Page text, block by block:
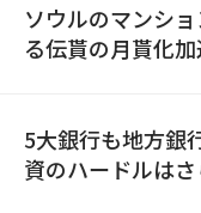
ソウルのマンシ
る伝貰の月貰化
5大銀行も地方銀
資のハードルはさ